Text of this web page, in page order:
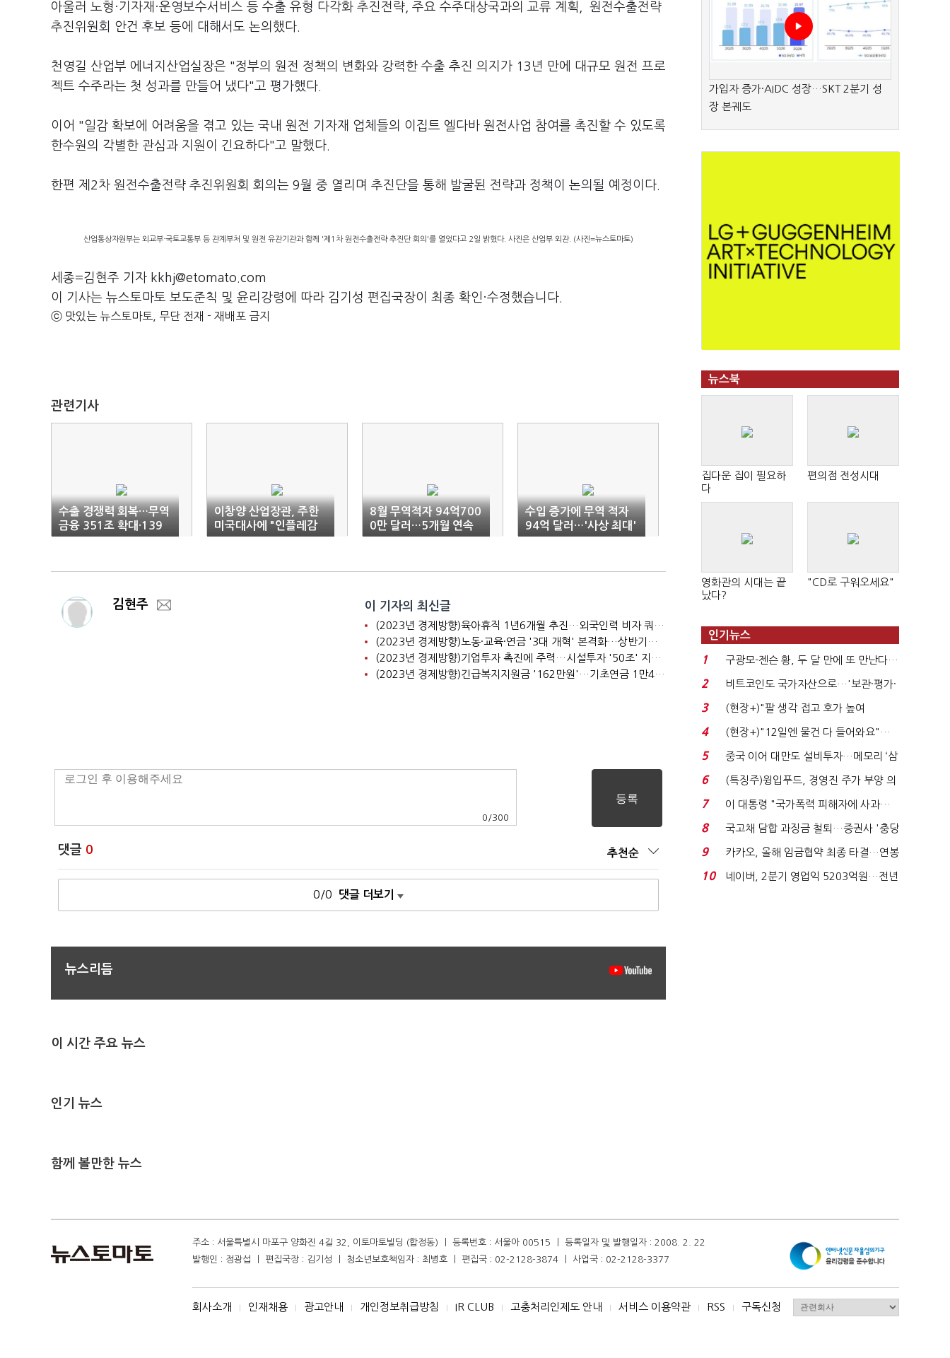
아울러 노형·기자재·운영보수서비스 등 수출 유형 다각화 추진전략, 주요 수주대상국과의 교류 계획, 원전수출전략
추진위원회 안건 후보 등에 대해서도 논의했다.
천영길 산업부 에너지산업실장은 "정부의 원전 정책의 변화와 강력한 수출 추진 의지가 13년 만에 대규모 원전 프로
젝트 수주라는 첫 성과를 만들어 냈다"고 평가했다.
이어 "일감 확보에 어려움을 겪고 있는 국내 원전 기자재 업체들의 이집트 엘다바 원전사업 참여를 촉진할 수 있도록
한수원의 각별한 관심과 지원이 긴요하다"고 말했다.
한편 제2차 원전수출전략 추진위원회 회의는 9월 중 열리며 추진단을 통해 발굴된 전략과 정책이 논의될 예정이다.
산업통상자원부는 외교부·국토교통부 등 관계부처 및 원전 유관기관과 함께 '제1차 원전수출전략 추진단 회의'를 열었다고 2일 밝혔다. 사진은 산업부 외관. (사진=뉴스토마토)
세종=김현주 기자 kkhj@etomato.com
이 기사는 뉴스토마토 보도준칙 및 윤리강령에 따라 김기성 편집국장이 최종 확인·수정했습니다.
ⓒ 맛있는 뉴스토마토, 무단 전재 - 재배포 금지
관련기사
수출 경쟁력 회복…무역
금융 351조 확대·139
개 규제 개선
이창양 산업장관, 주한
미국대사에 "인플레감
축법 우려" 전달
8월 무역적자 94억700
0만 달러…5개월 연속
적자(1보)
수입 증가에 무역 적자
94억 달러…'사상 최대'
김현주 이 기자의 최신글
(2023년 경제방향)육아휴직 1년6개월 추진…외국인력 비자 쿼터 11만명 확대
(2023년 경제방향)노동·교육·연금 '3대 개혁' 본격화…상반기엔 근로시간 개편
(2023년 경제방향)기업투자 촉진에 주력…시설투자 '50조' 지원·공제율 10%↑
(2023년 경제방향)긴급복지지원금 '162만원'…기초연금 1만4000원·장애수당 2만원↑
0 /300
댓글 0 추천순
0/0 댓글 더보기
뉴스리듬
이 시간 주요 뉴스
인기 뉴스
함께 볼만한 뉴스
가입자 증가·AIDC 성장…SKT 2분기 성
장 본궤도
뉴스북
집다운 집이 필요하
다
편의점 전성시대
영화관의 시대는 끝
났다?
"CD로 구워오세요"
인기뉴스
1
구광모-젠슨 황, 두 달 만에 또 만난다…
로봇·AI 등 논...
2
비트코인도 국가자산으로…'보관·평가·
처분' 기준은 ...
3
(현장+)"팔 생각 접고 호가 높여
요"…'덜 똘똘한 한 채' 20...
4
(현장+)"12일엔 물건 다 들어와요"…
빈 매대 채우며 문 연 ...
5
중국 이어 대만도 설비투자…메모리 ‘삼
국전쟁’
6
(특징주)윙입푸드, 경영진 주가 부양 의
지에 상한가...
7
이 대통령 "국가폭력 피해자에 사과…
적극적 조사로 진...
8
국고채 담합 과징금 철퇴…증권사 '충당
금 폭탄' 우려...
9
카카오, 올해 임금협약 최종 타결…연봉
6.3% 인상·격려...
10
네이버, 2분기 영업익 5203억원…전년
주소 : 서울특별시 마포구 양화진 4길 32, 이토마토빌딩 (합정동) ㅣ 등록번호 : 서울아 00515 ㅣ 등록일자 및 발행일자 : 2008. 2. 22
발행인 : 정광섭 ㅣ 편집국장 : 김기성 ㅣ 청소년보호책임자 : 최병호 ㅣ 편집국 : 02-2128-3874 ㅣ 사업국 : 02-2128-3377
회사소개 I 인재채용 I 광고안내 I 개인정보취급방침 I IR CLUB I 고충처리인제도 안내 I 서비스 이용약관 I RSS I 구독신청